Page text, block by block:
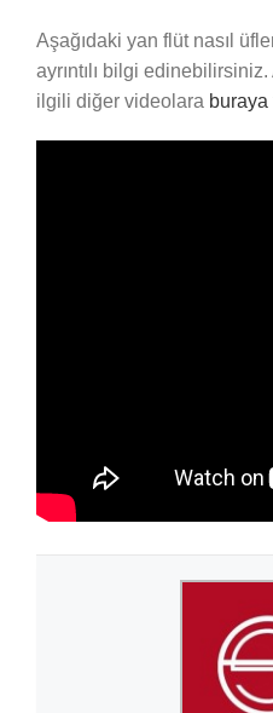
Aşağıdaki yan flüt nasıl
ayrıntılı bilgi
ilgili diğer videolara buraya